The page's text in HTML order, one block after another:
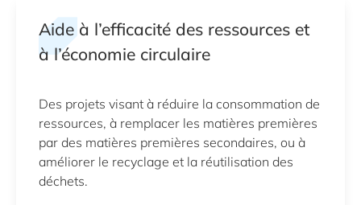
Aide à l’efficacité des ressources et
à l’économie circulaire
Des projets visant à réduire la consommation de
ressources, à remplacer les matières premières
par des matières premières secondaires, ou à
améliorer le recyclage et la réutilisation des
déchets.